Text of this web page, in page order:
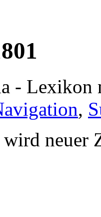
- Lexikon
,
neuer